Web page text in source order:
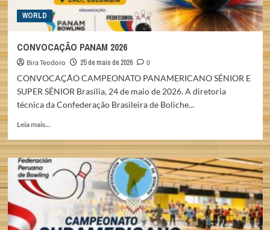
WORLD
CONVOCAÇÃO PANAM 2026
Bira Teodoro 25 de maio de 2026
0
CONVOCAÇÃO CAMPEONATO PANAMERICANO SÊNIOR E
SUPER SÊNIOR Brasília, 24 de maio de 2026. A diretoria
técnica da Confederação Brasileira de Boliche...
Leia mais...
about
CONVOCAÇÃO
PANAM
2026